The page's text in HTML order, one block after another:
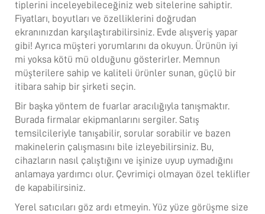
tiplerini inceleyebileceğiniz web sitelerine sahiptir.
Fiyatları, boyutları ve özelliklerini doğrudan
ekranınızdan karşılaştırabilirsiniz. Evde alışveriş yapar
gibi! Ayrıca müşteri yorumlarını da okuyun. Ürünün iyi
mi yoksa kötü mü olduğunu gösterirler. Memnun
müşterilere sahip ve kaliteli ürünler sunan, güçlü bir
itibara sahip bir şirketi seçin.
Bir başka yöntem de fuarlar aracılığıyla tanışmaktır.
Burada firmalar ekipmanlarını sergiler. Satış
temsilcileriyle tanışabilir, sorular sorabilir ve bazen
makinelerin çalışmasını bile izleyebilirsiniz. Bu,
cihazların nasıl çalıştığını ve işinize uyup uymadığını
anlamaya yardımcı olur. Çevrimiçi olmayan özel teklifler
de kapabilirsiniz.
Yerel satıcıları göz ardı etmeyin. Yüz yüze görüşme size